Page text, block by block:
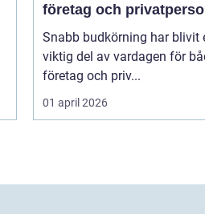
företag och
rätt lösning
Snabb budkörning har blivit
viktig del av vardagen för
företag och priv...
01 april 2026